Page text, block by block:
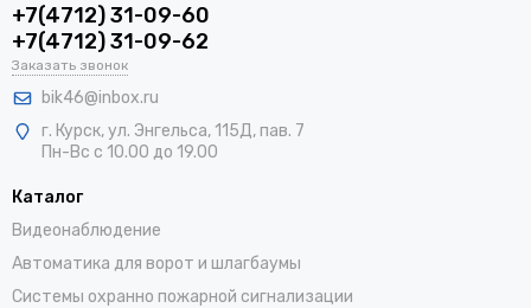
+7(4712) 31-09-60
+7(4712) 31-09-62
Заказать звонок
bik46@inbox.ru
г. Курск, ул. Энгельса, 115Д, пав. 7
Пн-Вс с 10.00 до 19.00
Каталог
Видеонаблюдение
Автоматика для ворот и шлагбаумы
Системы охранно пожарной сигнализации